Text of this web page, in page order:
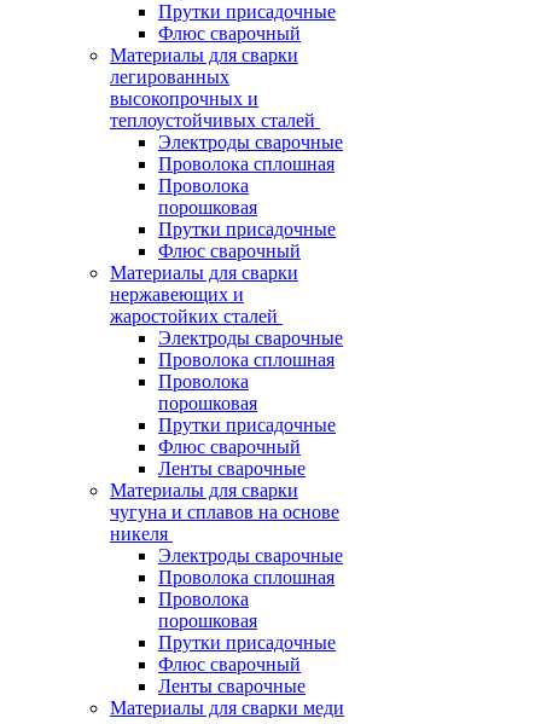
Прутки присадочные
Флюс сварочный
Материалы для сварки
легированных
высокопрочных и
теплоустойчивых сталей
Электроды сварочные
Проволока сплошная
Проволока
порошковая
Прутки присадочные
Флюс сварочный
Материалы для сварки
нержавеющих и
жаростойких сталей
Электроды сварочные
Проволока сплошная
Проволока
порошковая
Прутки присадочные
Флюс сварочный
Ленты сварочные
Материалы для сварки
чугуна и сплавов на основе
никеля
Электроды сварочные
Проволока сплошная
Проволока
порошковая
Прутки присадочные
Флюс сварочный
Ленты сварочные
Материалы для сварки меди